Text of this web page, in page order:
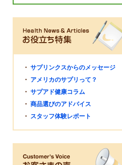
・ サプリンクスからのメッセージ
・ アメリカのサプリって？
・ サプアド健康コラム
・ 商品選びのアドバイス
・ スタッフ体験レポート